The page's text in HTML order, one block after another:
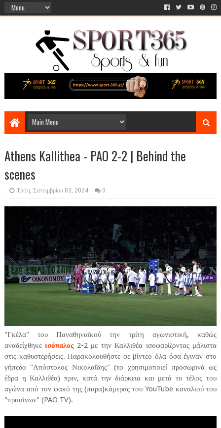
Athens Kallithea - PAO 2-2 | Behind the
scenes
Τρίτη, Σεπτεμβρίου 03, 2024 0
"Γκέλα" του Παναθηναϊκού την τρίτη αγωνιστική, καθώς
αναδείχθηκεισόπαλος2-2 με την Καλλιθέα ισοφαρίζοντας μάλιστα
στις καθυστερήσεις. Παρακολουθήστε σε βίντεο όλα όσα έγιναν στο
γήπεδο "Απόστολος Νικολαΐδης" (το χρησιμοποιεί προσωρινά ως
έδρα η Καλλιθέα) πριν, κατά την διάρκεια και μετά το τέλος του
αγώνα από τον φακό της (παρα)κάμερας του YouTube καναλιού του
"πρασίνων" (PAO TV).